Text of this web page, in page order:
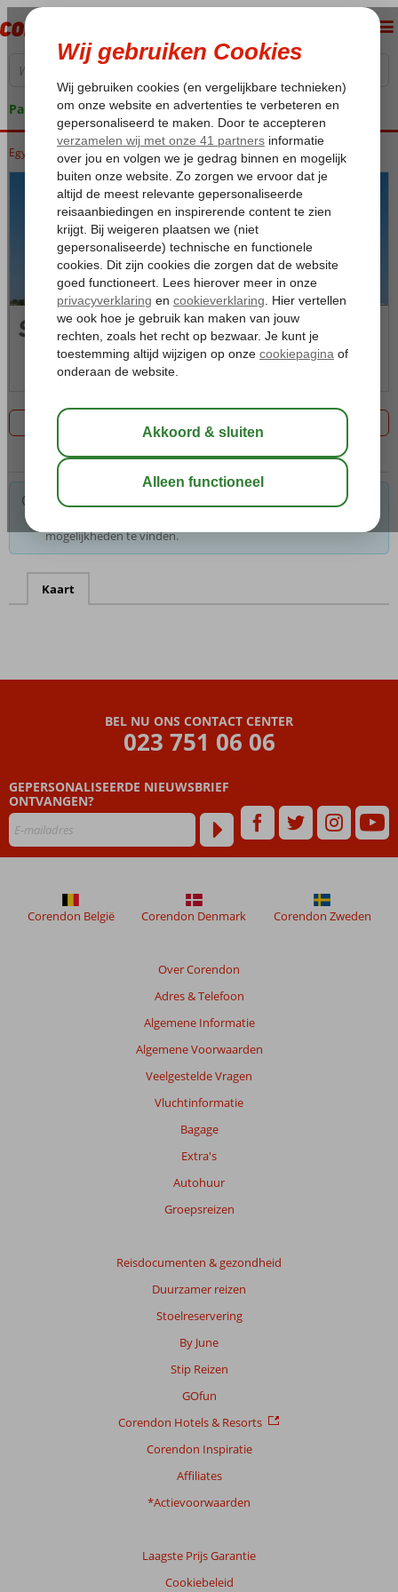
Pakketgarantie
Home
Egypte Rode Zee Hurghada Safaga
Safaga
Foto's & video
Filter 0 aanbiedingen
Voor de gekozen criteria hebben we helaas geen
mogelijkheden te vinden.
Kaart
BEL NU ONS CONTACT CENTER
023 751 06 06
GEPERSONALISEERDE NIEUWSBRIEF
ONTVANGEN?
Over Corendon
Adres & Telefoon
Algemene Informatie
Algemene Voorwaarden
Veelgestelde Vragen
Vluchtinformatie
Bagage
Extra's
Autohuur
Groepsreizen
Reisdocumenten & gezondheid
Duurzamer reizen
Stoelreservering
By June
Stip Reizen
GOfun
Corendon Hotels & Resorts
Corendon Inspiratie
Affiliates
*Actievoorwaarden
Laagste Prijs Garantie
Cookiebeleid
Corendon België Corendon Denmark Corendon Zweden